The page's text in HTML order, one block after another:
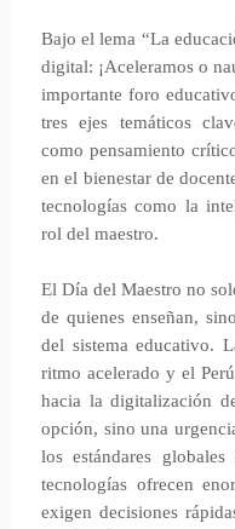
Bajo el lema “La
digital: ¡Aceleramos o
importante foro
tres ejes temáticos
como pensamiento
en el bienestar de
tecnologías como la
rol del maestro.
El Día del Maestro no
de quienes enseñan,
del sistema educativo.
ritmo acelerado y el
hacia la digitalización
opción, sino una
los estándares
tecnologías ofrecen
exigen decisiones